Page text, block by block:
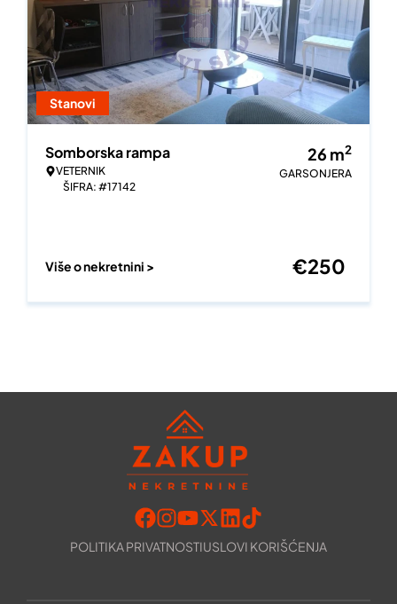
Stanovi
Somborska rampa
VETERNIK
ŠIFRA: #17142
26 m2
GARSONJERA
Više o nekretnini > €250
POLITIKA PRIVATNOSTIUSLOVI KORIŠĆENJA